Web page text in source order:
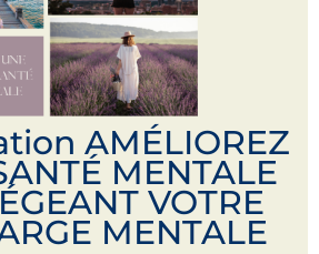
AMÉLIOREZ
MENTALE
VOTRE
MENTALE